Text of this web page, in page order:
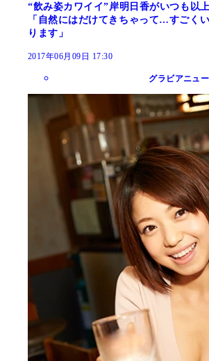
“飲み姿カワイイ”岸明日香がいつも以
「自然にはだけてきちゃって…すごく
ります」
2017年06月09日 17:30
グラビアニュ